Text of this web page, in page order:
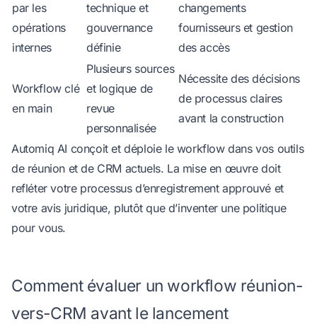
par les
opérations
internes
technique et
gouvernance
définie
changements
fournisseurs et gestion
des accès
Workflow clé
en main
Plusieurs sources
et logique de
revue
personnalisée
Nécessite des décisions
de processus claires
avant la construction
Automiq AI conçoit et déploie le workflow dans vos outils
de réunion et de CRM actuels. La mise en œuvre doit
refléter votre processus d’enregistrement approuvé et
votre avis juridique, plutôt que d’inventer une politique
pour vous.
Comment évaluer un workflow réunion-
vers-CRM avant le lancement